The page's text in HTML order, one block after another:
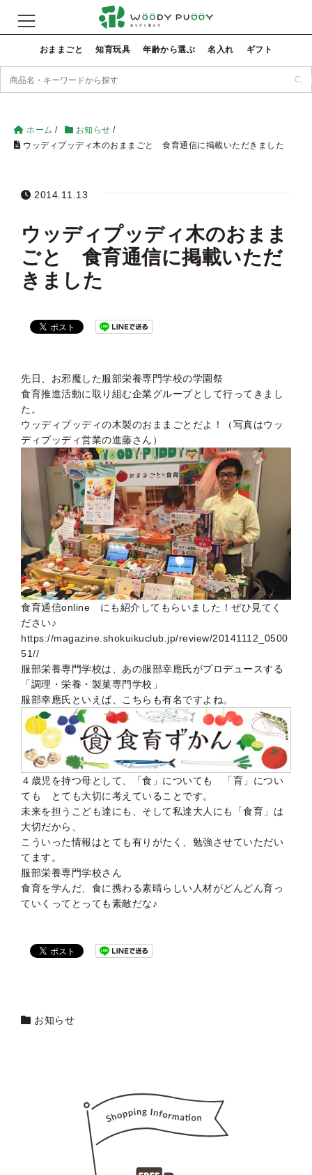
おままごと 知育玩具 年齢から選ぶ 名入れ ギフト
検
ホーム / お知らせ /
ウッディプッディ木のおままごと 食育通信に掲載いただきました
2014.11.13
ウッディプッディ木のおまま
ごと 食育通信に掲載いただ
きました
先日、お邪魔した服部栄養専門学校の学園祭
食育推進活動に取り組む企業グループとして行ってきまし
た。
ウッディプッディの木製のおままごとだよ！（写真はウッ
ディプッディ営業の進藤さん）
食育通信online にも紹介してもらいました！ぜひ見てく
ださい♪
https://magazine.shokuikuclub.jp/review/20141112_0500
51//
服部栄養専門学校は、あの服部幸應氏がプロデュースする
「調理・栄養・製菓専門学校」
服部幸應氏といえば、こちらも有名ですよね。
４歳児を持つ母として、「食」についても 「育」につい
ても とても大切に考えていることです。
未来を担うこども達にも、そして私達大人にも「食育」は
大切だから、
こういった情報はとても有りがたく、勉強させていただい
てます。
服部栄養専門学校さん
食育を学んだ、食に携わる素晴らしい人材がどんどん育っ
ていくってとっても素敵だな♪
お知らせ